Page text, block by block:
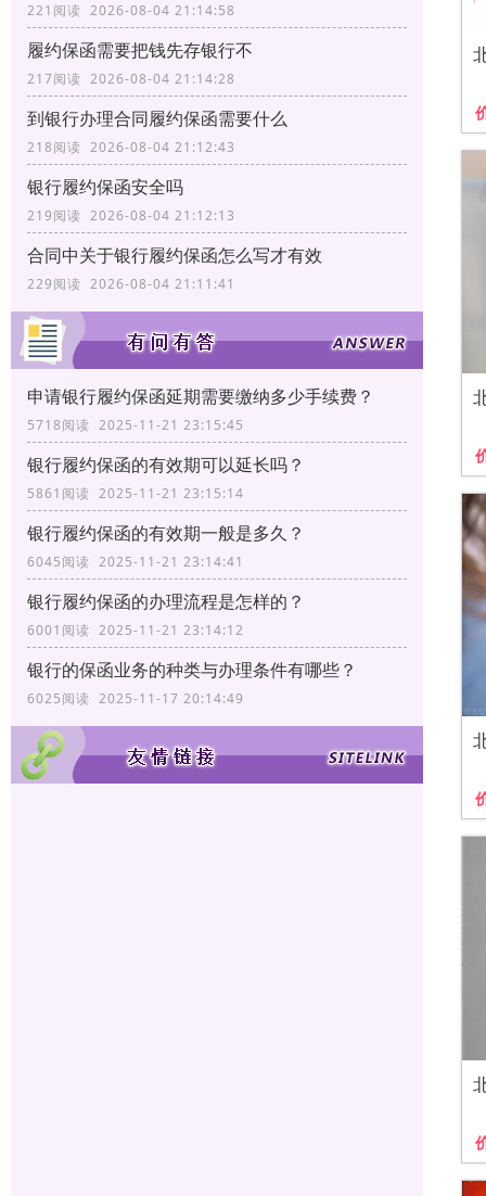
221阅读 2026-08-04 21:14:58
履约保函需要把钱先存银行不
217阅读 2026-08-04 21:14:28
到银行办理合同履约保函需要什么
218阅读 2026-08-04 21:12:43
银行履约保函安全吗
219阅读 2026-08-04 21:12:13
合同中关于银行履约保函怎么写才有效
229阅读 2026-08-04 21:11:41
申请银行履约保函延期需要缴纳多少手续费？
5718阅读 2025-11-21 23:15:45
银行履约保函的有效期可以延长吗？
5861阅读 2025-11-21 23:15:14
银行履约保函的有效期一般是多久？
6045阅读 2025-11-21 23:14:41
银行履约保函的办理流程是怎样的？
6001阅读 2025-11-21 23:14:12
银行的保函业务的种类与办理条件有哪些？
6025阅读 2025-11-17 20:14:49